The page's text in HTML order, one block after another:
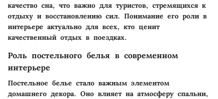
качество сна, что важно для туристов, стремящихся к
отдыху и восстановлению сил. Понимание его роли в
интерьере актуально для всех, кто ценит
качественный отдых в поездках.
Роль постельного белья в современном
интерьере
Постельное белье стало важным элементом
домашнего декора. Оно влияет на атмосферу спальни,